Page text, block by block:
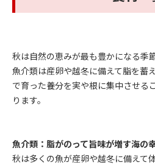
秋は自然の恵みが最も豊かになる季節
魚介類は産卵や越冬に備えて脂を蓄
で育った養分を実や根に集中させる
ります。
魚介類：脂がのって旨味が増す海の
秋は多くの魚が産卵や越冬に備えて